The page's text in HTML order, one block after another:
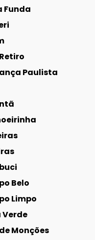
Funda
Retiro
Paulista
Belo
Limpo
Verde
Monções